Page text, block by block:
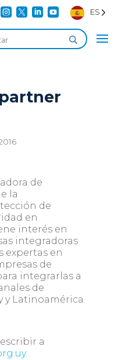
    ES
de
la
de
en
interés en
integradoras
expertas en
de
integrarlas a
de
y Latinoamérica.
a
.